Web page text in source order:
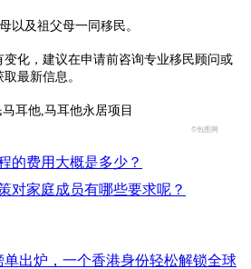
以及祖父母一同移民。
化，建议在申请前咨询专业移民顾问或
最新信息。
图网
的费用大概是多少？
对家庭成员有哪些要求呢？
出炉，一个香港身份轻松解锁全球